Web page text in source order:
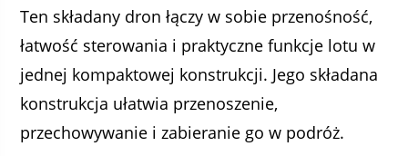
Ten składany dron łączy w sobie przenośność,
łatwość sterowania i praktyczne funkcje lotu w
jednej kompaktowej konstrukcji. Jego składana
konstrukcja ułatwia przenoszenie,
przechowywanie i zabieranie go w podróż.